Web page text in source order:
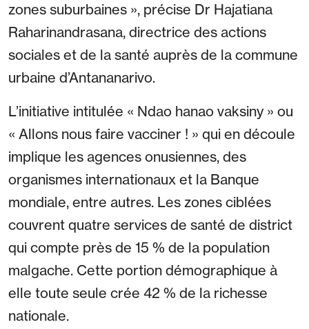
zones suburbaines », précise Dr Hajatiana
Raharinandrasana, directrice des actions
sociales et de la santé auprès de la commune
urbaine d’Antananarivo.
L’initiative intitulée « Ndao hanao vaksiny » ou
« Allons nous faire vacciner ! » qui en découle
implique les agences onusiennes, des
organismes internationaux et la Banque
mondiale, entre autres. Les zones ciblées
couvrent quatre services de santé de district
qui compte près de 15 % de la population
malgache. Cette portion démographique à
elle toute seule crée 42 % de la richesse
nationale.